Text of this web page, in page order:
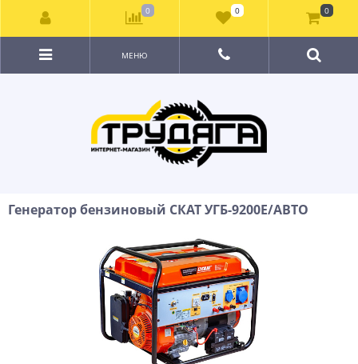
МЕНЮ
Генератор бензиновый СКАТ УГБ-9200Е/АВТО
0 0 0